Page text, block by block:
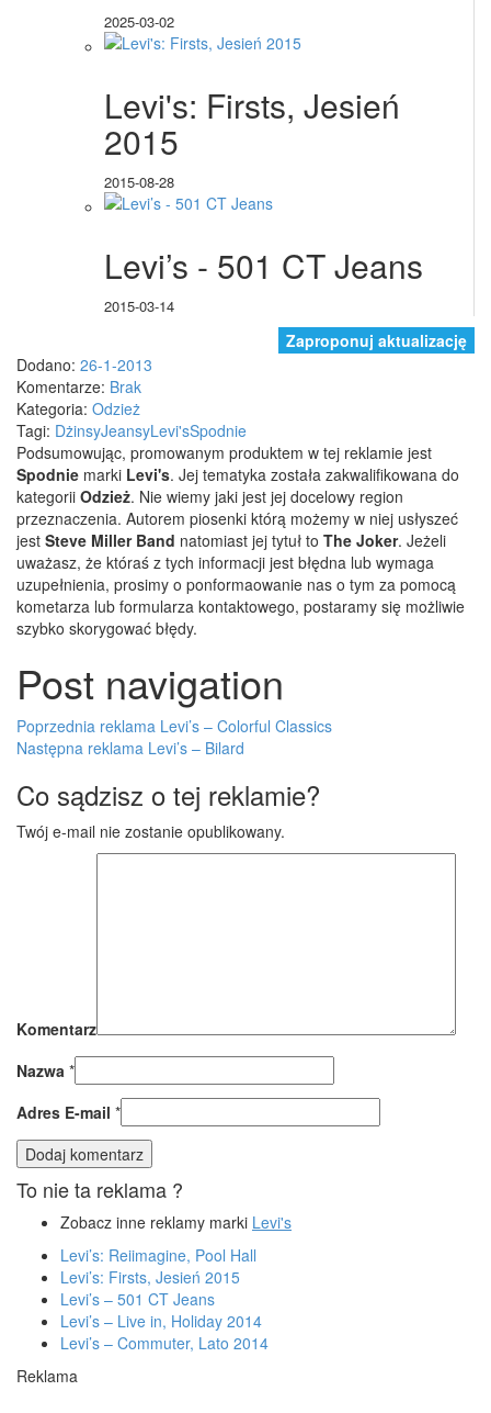
2025-03-02
Levi's: Firsts, Jesień
2015
2015-08-28
Levi’s - 501 CT Jeans
2015-03-14
Zaproponuj aktualizację
Dodano: 26-1-2013
Komentarze: Brak
Kategoria: Odzież
Tagi: DżinsyJeansyLevi'sSpodnie
Podsumowując, promowanym produktem w tej reklamie jest
Spodnie marki Levi's. Jej tematyka została zakwalifikowana do
kategorii Odzież. Nie wiemy jaki jest jej docelowy region
przeznaczenia. Autorem piosenki którą możemy w niej usłyszeć
jest Steve Miller Band natomiast jej tytuł to The Joker. Jeżeli
uważasz, że któraś z tych informacji jest błędna lub wymaga
uzupełnienia, prosimy o ponformaowanie nas o tym za pomocą
kometarza lub formularza kontaktowego, postaramy się możliwie
szybko skorygować błędy.
Post navigation
Poprzednia reklama Levi’s – Colorful Classics
Następna reklama Levi’s – Bilard
Co sądzisz o tej reklamie?
Twój e-mail nie zostanie opublikowany.
Komentarz
Nazwa *
Adres E-mail *
To nie ta reklama ?
Zobacz inne reklamy marki Levi's
Levi’s: Reiimagine, Pool Hall
Levi’s: Firsts, Jesień 2015
Levi’s – 501 CT Jeans
Levi’s – Live in, Holiday 2014
Levi’s – Commuter, Lato 2014
Reklama